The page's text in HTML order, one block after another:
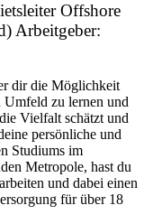
Offshore
Arbeitgeber:
dir die Möglichkeit
Umfeld zu lernen und
Vielfalt schätzt und
persönliche und
Studiums im
Metropole, hast du
und dabei einen
für über 18